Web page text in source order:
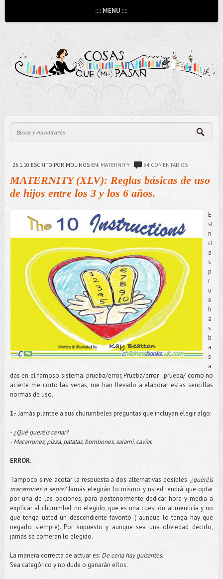
:::: MENU ::::
25.1.10 ESCRITO POR MOLINOS EN: MATERNITY 34 COMENTARIOS
MATERNITY (XLV): Reglas básicas de uso
de hijos entre los 3 y los 6 años.
E
st
ri
ct
a
s
p
r
u
e
b
a
s
b
a
s
a
das en el famoso sistema: prueba/error, Prueba/error…prueba/ como no
acierte me corto las venas, me han llevado a elaborar estas sencillas
normas de uso.
1.- Jamás plantee a sus churumbeles preguntas que incluyan elegir algo:
-¿Qué queréis cenar?
- Macarrones,pizza, patatas,bombones,salami, caviar.
ERROR.
Tampoco sirve acotar la respuesta a dos alternativas posibles:¿queréis
macarrones o sepia?Jamás elegirán lo mismo y usted tendrá que optar
por una de las opciones, para posteriormente dedicar hora y media a
explicar al churumbel no elegido, que es una cuestión alimenticia y no
que tenga usted un descendiente favorito ( aunque lo tenga hay que
negarlo siempre). Por supuesto y aunque sea unaobviedaddecirlo,
jamás se comerán lo elegido.
La manera correcta de actuar es: De cena hay guisantes.
Sea categórico y no dude o ganarán ellos.